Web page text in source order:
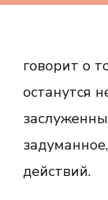
говорит о
останутся
действий.